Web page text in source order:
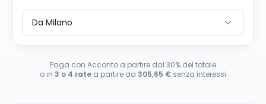
Da Milano
Paga con Acconto a partire dal 30% del totale
o in 3 o 4 rate a partire da 305,65 € senza interessi